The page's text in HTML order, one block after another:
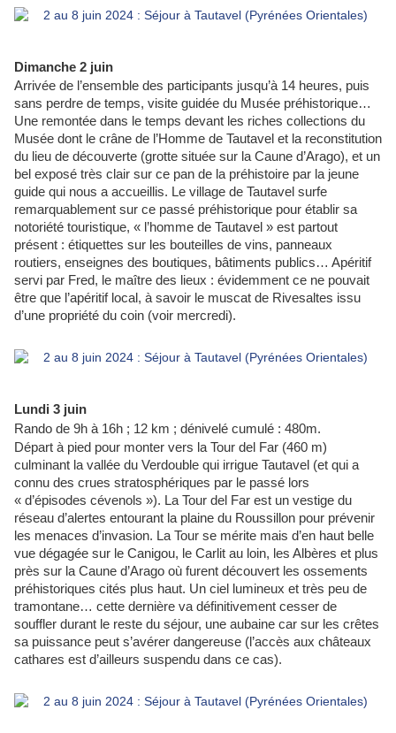
Dimanche 2 juin
Arrivée de l’ensemble des participants jusqu’à 14 heures, puis
sans perdre de temps, visite guidée du Musée préhistorique…
Une remontée dans le temps devant les riches collections du
Musée dont le crâne de l’Homme de Tautavel et la reconstitution
du lieu de découverte (grotte située sur la Caune d’Arago), et un
bel exposé très clair sur ce pan de la préhistoire par la jeune
guide qui nous a accueillis. Le village de Tautavel surfe
remarquablement sur ce passé préhistorique pour établir sa
notoriété touristique, « l’homme de Tautavel » est partout
présent : étiquettes sur les bouteilles de vins, panneaux
routiers, enseignes des boutiques, bâtiments publics… Apéritif
servi par Fred, le maître des lieux : évidemment ce ne pouvait
être que l’apéritif local, à savoir le muscat de Rivesaltes issu
d’une propriété du coin (voir mercredi).
Lundi 3 juin
Rando de 9h à 16h ; 12 km ; dénivelé cumulé : 480m.
Départ à pied pour monter vers la Tour del Far (460 m)
culminant la vallée du Verdouble qui irrigue Tautavel (et qui a
connu des crues stratosphériques par le passé lors
« d’épisodes cévenols »). La Tour del Far est un vestige du
réseau d’alertes entourant la plaine du Roussillon pour prévenir
les menaces d’invasion. La Tour se mérite mais d’en haut belle
vue dégagée sur le Canigou, le Carlit au loin, les Albères et plus
près sur la Caune d’Arago où furent découvert les ossements
préhistoriques cités plus haut. Un ciel lumineux et très peu de
tramontane… cette dernière va définitivement cesser de
souffler durant le reste du séjour, une aubaine car sur les crêtes
sa puissance peut s’avérer dangereuse (l’accès aux châteaux
cathares est d’ailleurs suspendu dans ce cas).